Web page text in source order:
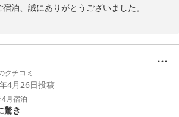
泊、誠にありがとうございました。
お寄せいただき、大変嬉しく拝読いたしま
ったりとお過ごしいただき、川を望む景色と
きをお楽しみいただけたとのこと、何より
お湯で長湯をしていただけた点や泉質につ
ようで安心いたしました。
クチコミ
4月26日投稿
月宿泊
驚き